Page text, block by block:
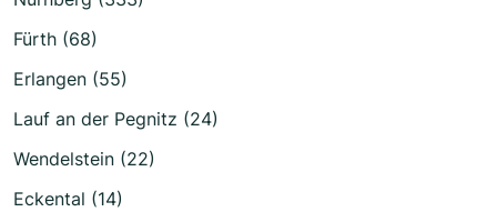
Fürth (68)
Erlangen (55)
Lauf an der Pegnitz (24)
Wendelstein (22)
Eckental (14)